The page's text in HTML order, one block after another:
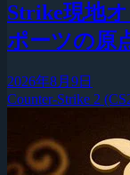
Strike現地
ポーツの原
2026年8月9日
Counter-Strike 2